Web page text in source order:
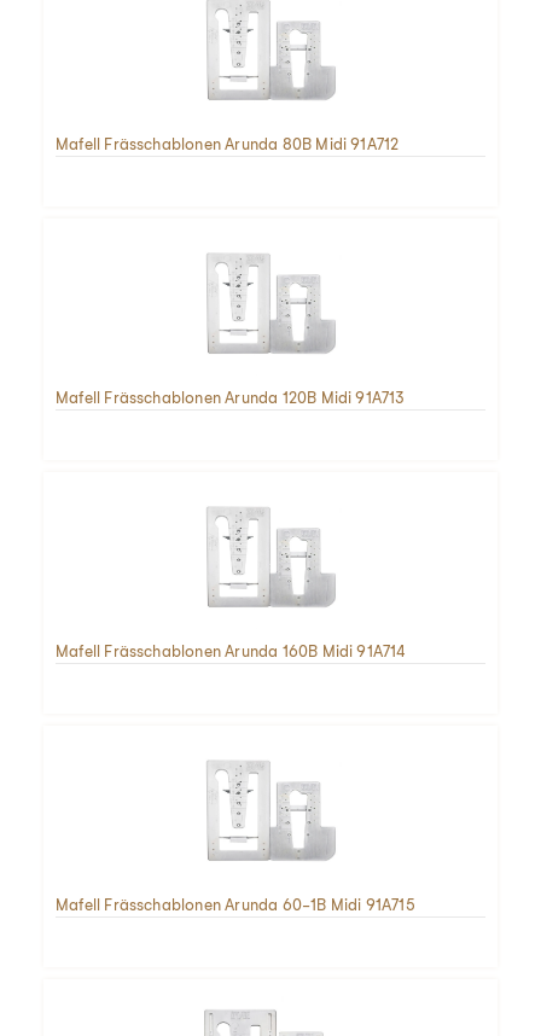
Mafell Frässchablonen Arunda 80B Midi 91A712
Mafell Frässchablonen Arunda 120B Midi 91A713
Mafell Frässchablonen Arunda 160B Midi 91A714
Mafell Frässchablonen Arunda 60-1B Midi 91A715